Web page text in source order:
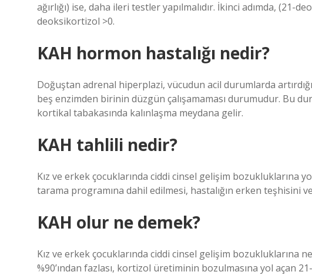
ağırlığı) ise, daha ileri testler yapılmalıdır. İkinci adımda,
deoksikortizol >0.
KAH hormon hastalığı nedir?
Doğuştan adrenal hiperplazi, vücudun acil durumlarda
beş enzimden birinin düzgün çalışamaması durumudur. Bu
kortikal tabakasında kalınlaşma meydana gelir.
KAH tahlili nedir?
Kız ve erkek çocuklarında ciddi cinsel gelişim bozukluklarına
tarama programına dahil edilmesi, hastalığın erken teşhisini
KAH olur ne demek?
Kız ve erkek çocuklarında ciddi cinsel gelişim bozukluklarına
%90’ından fazlası, kortizol üretiminin bozulmasına yol açan